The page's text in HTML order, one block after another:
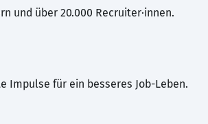
und über 20.000 Recruiter·innen.
Impulse für ein besseres Job-Leben.